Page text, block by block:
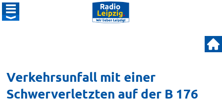
Verkehrsunfall mit einer
Schwerverletzten auf der B 176